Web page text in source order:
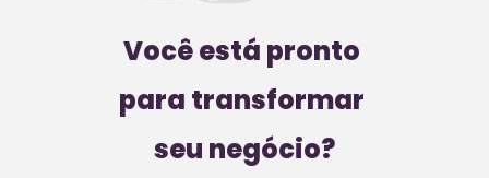
Você está pronto
para transformar
seu negócio?